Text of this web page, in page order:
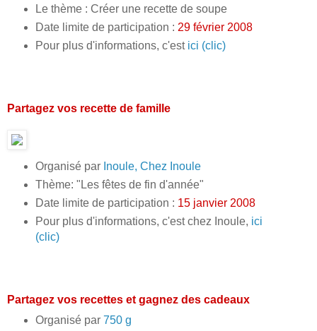
Le thème : Créer une recette de soupe
Date limite de participation : 29 février 2008
Pour plus d'informations, c'est ici (clic)
Partagez vos recette de famille
Organisé par Inoule, Chez Inoule
Thème: "Les fêtes de fin d'année"
Date limite de participation : 15 janvier 2008
Pour plus d'informations, c'est chez Inoule, ici
(clic)
Partagez vos recettes et gagnez des cadeaux
Organisé par 750 g